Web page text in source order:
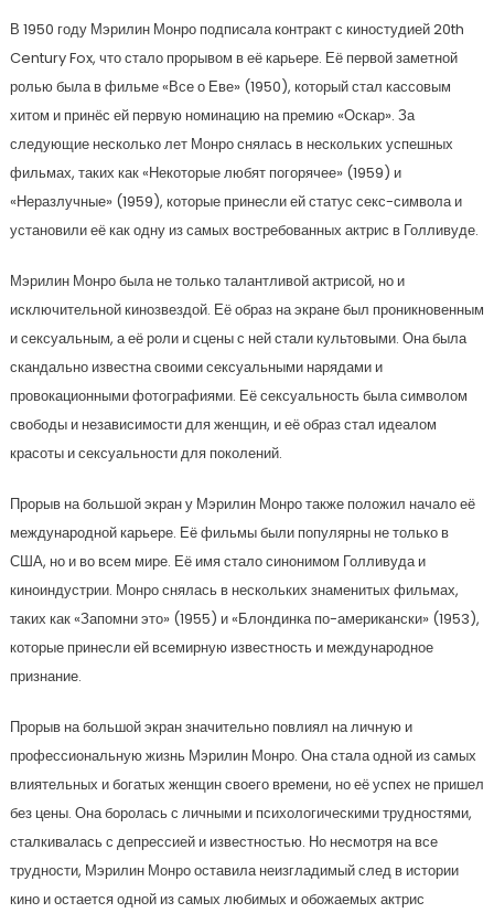
В 1950 году Мэрилин Монро подписала контракт с киностудией 20th
Century Fox, что стало прорывом в её карьере. Её первой заметной
ролью была в фильме «Все о Еве» (1950), который стал кассовым
хитом и принёс ей первую номинацию на премию «Оскар». За
следующие несколько лет Монро снялась в нескольких успешных
фильмах, таких как «Некоторые любят погорячее» (1959) и
«Неразлучные» (1959), которые принесли ей статус секс-символа и
установили её как одну из самых востребованных актрис в Голливуде.
Мэрилин Монро была не только талантливой актрисой, но и
исключительной кинозвездой. Её образ на экране был проникновенным
и сексуальным, а её роли и сцены с ней стали культовыми. Она была
скандально известна своими сексуальными нарядами и
провокационными фотографиями. Её сексуальность была символом
свободы и независимости для женщин, и её образ стал идеалом
красоты и сексуальности для поколений.
Прорыв на большой экран у Мэрилин Монро также положил начало её
международной карьере. Её фильмы были популярны не только в
США, но и во всем мире. Её имя стало синонимом Голливуда и
киноиндустрии. Монро снялась в нескольких знаменитых фильмах,
таких как «Запомни это» (1955) и «Блондинка по-американски» (1953),
которые принесли ей всемирную известность и международное
признание.
Прорыв на большой экран значительно повлиял на личную и
профессиональную жизнь Мэрилин Монро. Она стала одной из самых
влиятельных и богатых женщин своего времени, но её успех не пришел
без цены. Она боролась с личными и психологическими трудностями,
сталкивалась с депрессией и известностью. Но несмотря на все
трудности, Мэрилин Монро оставила неизгладимый след в истории
кино и остается одной из самых любимых и обожаемых актрис